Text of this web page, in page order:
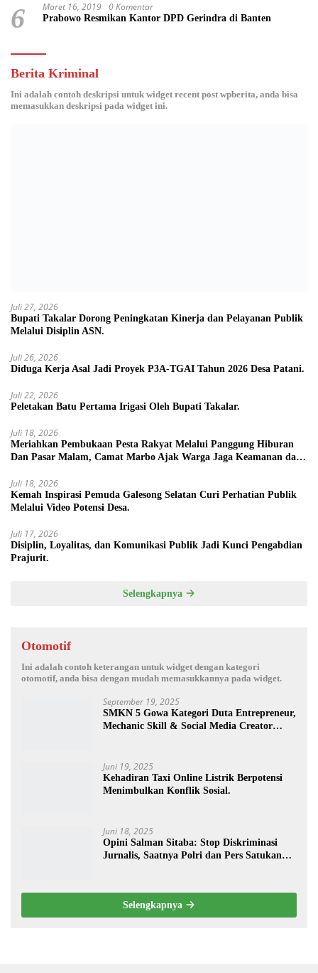
6 Maret 16, 2019 0 Komentar
Prabowo Resmikan Kantor DPD Gerindra di Banten
Berita Kriminal
Ini adalah contoh deskripsi untuk widget recent post wpberita, anda bisa
memasukkan deskripsi pada widget ini.
Juli 27, 2026
Bupati Takalar Dorong Peningkatan Kinerja dan Pelayanan Publik
Melalui Disiplin ASN.
Juli 26, 2026
Diduga Kerja Asal Jadi Proyek P3A-TGAI Tahun 2026 Desa Patani.
Juli 22, 2026
Peletakan Batu Pertama Irigasi Oleh Bupati Takalar.
Juli 18, 2026
Meriahkan Pembukaan Pesta Rakyat Melalui Panggung Hiburan
Dan Pasar Malam, Camat Marbo Ajak Warga Jaga Keamanan dan
Juli 18, 2026
Kemah Inspirasi Pemuda Galesong Selatan Curi Perhatian Publik
Melalui Video Potensi Desa.
Juli 17, 2026
Disiplin, Loyalitas, dan Komunikasi Publik Jadi Kunci Pengabdian
Prajurit.
Selengkapnya
Otomotif
Ini adalah contoh keterangan untuk widget dengan kategori
otomotif, anda bisa dengan mudah memasukkannya pada widget.
September 19, 2025
SMKN 5 Gowa Kategori Duta Entrepreneur,
Mechanic Skill & Social Media Creator
Juni 19, 2025
Kehadiran Taxi Online Listrik Berpotensi
Menimbulkan Konflik Sosial.
Juni 18, 2025
Opini Salman Sitaba: Stop Diskriminasi
Jurnalis, Saatnya Polri dan Pers Satukan
Selengkapnya